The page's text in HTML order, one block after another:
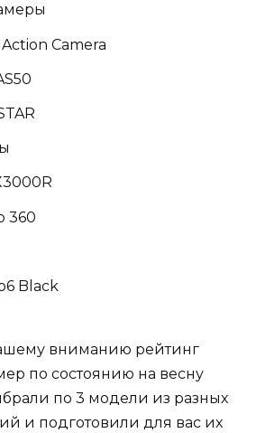
Action Camera
360
Black
вниманию рейтинг
по состоянию на весну
по 3 модели из разных
и подготовили для вас их